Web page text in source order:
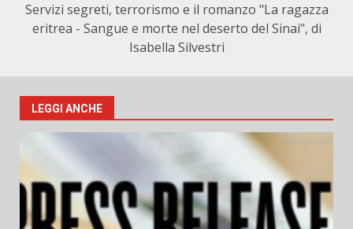
Servizi segreti, terrorismo e il romanzo "La ragazza
eritrea - Sangue e morte nel deserto del Sinai", di
Isabella Silvestri
LEGGI ANCHE